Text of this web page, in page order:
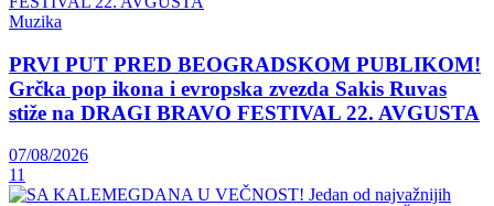
Muzika
PRVI PUT PRED BEOGRADSKOM PUBLIKOM!
Grčka pop ikona i evropska zvezda Sakis Ruvas
stiže na DRAGI BRAVO FESTIVAL 22. AVGUSTA
07/08/2026
11